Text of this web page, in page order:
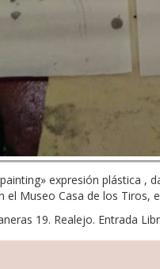
expresión plástica ,
el Museo Casa de los Tiros,
19. Realejo. Entrada